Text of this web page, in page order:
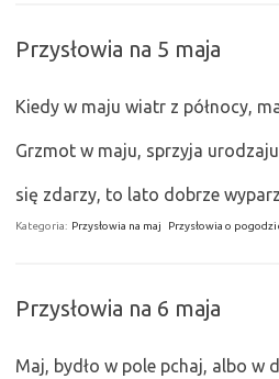
Przysłowia na 5 maja
Kiedy w maju wiatr z północy,
Grzmot w maju, sprzyja
się zdarzy, to lato dobrze
Kategoria: Przysłowia na maj Przysłowia o
Przysłowia na 6 maja
Maj, bydło w pole pchaj, albo w